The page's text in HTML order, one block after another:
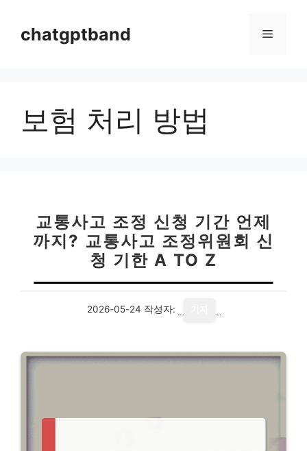
chatgptband 메
보험 처리 방법
교통사고 조정 신청 기간 언제
까지? 교통사고 조정위원회 신
청 기한 A TO Z
2026-05-24 작성자: